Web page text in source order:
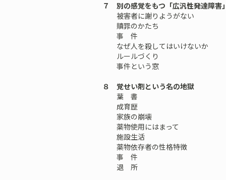
７ 別の感覚をもつ「広汎性発達障害
被害者に謝りようがない
贖罪のかたち
事 件
なぜ人を殺してはいけないか
ルールづくり
事件という窓
８ 覚せい剤という名の地獄
葉 書
成育歴
家族の崩壊
薬物使用にはまって
施設生活
薬物依存者の性格特徴
事 件
退 所